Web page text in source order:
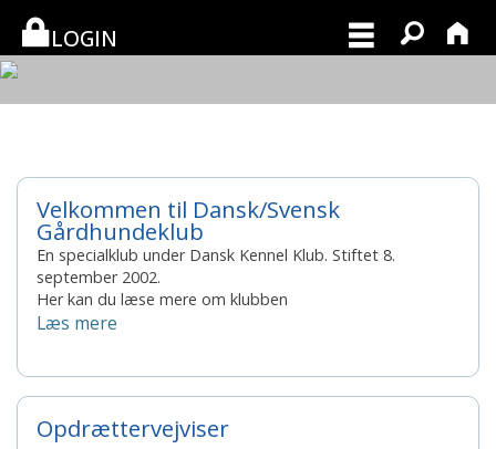
LOGIN
Velkommen til Dansk/Svensk
Gårdhundeklub
En specialklub under Dansk Kennel Klub. Stiftet 8.
september 2002.
Her kan du læse mere om klubben
Læs mere
Opdrættervejviser